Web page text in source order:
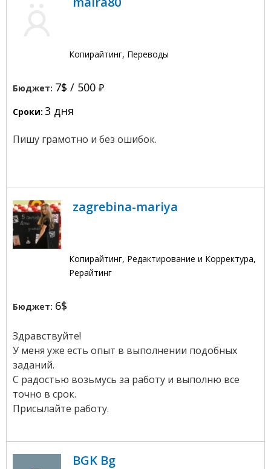
Копирайтинг, Переводы
Бюджет: 7$ / 500
Сроки: 3 дня
Пишу грамотно и без ошибок.
zagrebina-mariya
Копирайтинг, Редактирование и Корректура,
Рерайтинг
Бюджет: 6$
Здравствуйте!
У меня уже есть опыт в выполнении подобных
заданий.
С радостью возьмусь за работу и выполню все
точно в срок.
Присылайте работу.
BGK Bg